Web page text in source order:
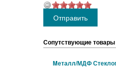
Сопутствующие товары
Mеталл/МДФ